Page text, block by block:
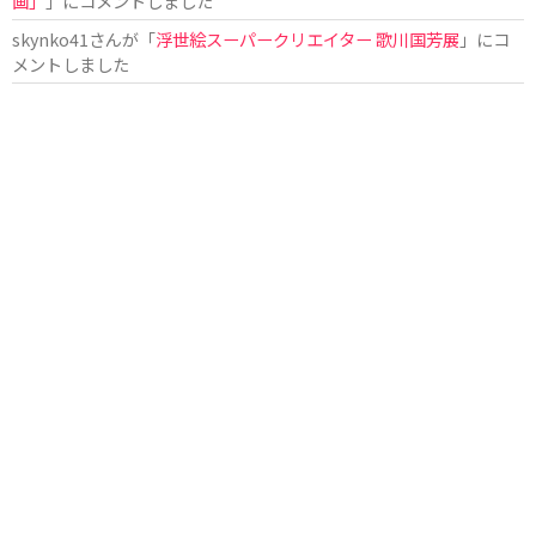
skynko41 さんが「浮世絵スーパークリエイター 歌川国芳展 」にコ
メントしました